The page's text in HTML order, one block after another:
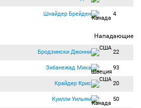
Шнайдер Брейден 4
Нападающие
Бродзински Джонни 22
Зибанежад Мика 93
Крайдер Крис 20
Куилли Уильям 50